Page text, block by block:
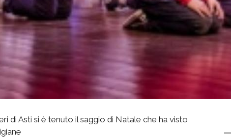
di Asti si è tenuto il saggio di Natale che ha visto